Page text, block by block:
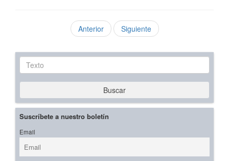
Anterior Siguiente
Texto
Buscar
Suscríbete a nuestro boletín
Email